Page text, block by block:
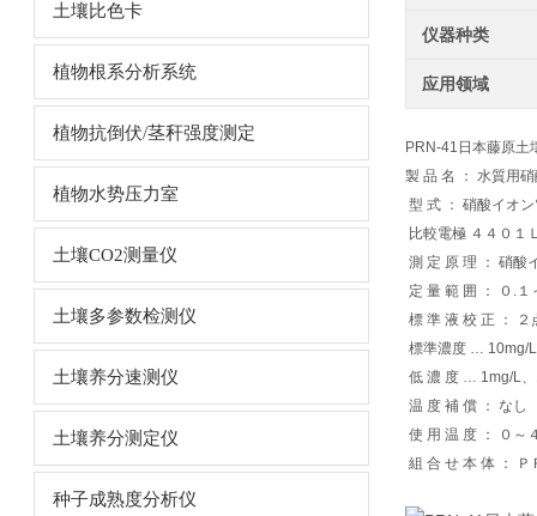
土壤比色卡
植物根系分析系统
植物抗倒伏/茎秆强度测定
植物水势压力室
土壤CO2测量仪
土壤多参数检测仪
土壤养分速测仪
土壤养分测定仪
种子成熟度分析仪
仪器种类
应用领域
PRN-41日本藤原土
製 品 名 ： 水質用
型 式 ： 硝酸イオ
比較電極 ４４０１
測 定 原 理 ： 硝酸
定 量 範 囲 ： ０.１
標 準 液 校 正 ： ２
標準濃度 … 10mg/
低 濃 度 … 1mg/L
温 度 補 償 ： なし
使 用 温 度 ： ０～
組 合 せ 本 体 ： Ｐ